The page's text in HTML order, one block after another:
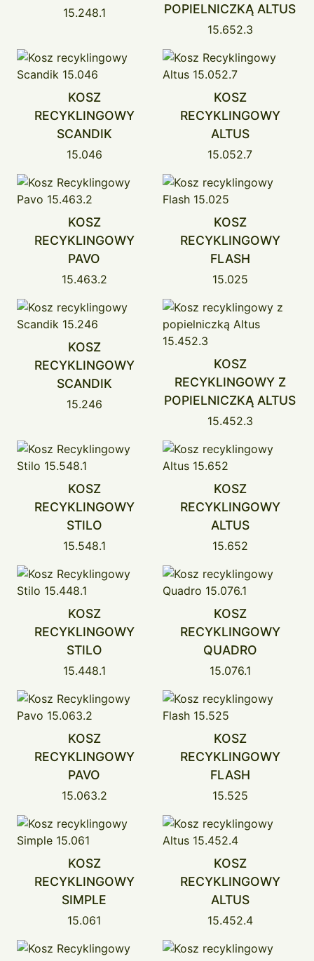
15.248.1
POPIELNICZKĄ ALTUS
15.652.3
KOSZ
RECYKLINGOWY
SCANDIK
15.046
KOSZ
RECYKLINGOWY
ALTUS
15.052.7
KOSZ
RECYKLINGOWY
PAVO
15.463.2
KOSZ
RECYKLINGOWY
FLASH
15.025
KOSZ
RECYKLINGOWY
SCANDIK
15.246
KOSZ
RECYKLINGOWY Z
POPIELNICZKĄ ALTUS
15.452.3
KOSZ
RECYKLINGOWY
STILO
15.548.1
KOSZ
RECYKLINGOWY
ALTUS
15.652
KOSZ
RECYKLINGOWY
STILO
15.448.1
KOSZ
RECYKLINGOWY
QUADRO
15.076.1
KOSZ
RECYKLINGOWY
PAVO
15.063.2
KOSZ
RECYKLINGOWY
FLASH
15.525
KOSZ
RECYKLINGOWY
SIMPLE
15.061
KOSZ
RECYKLINGOWY
ALTUS
15.452.4